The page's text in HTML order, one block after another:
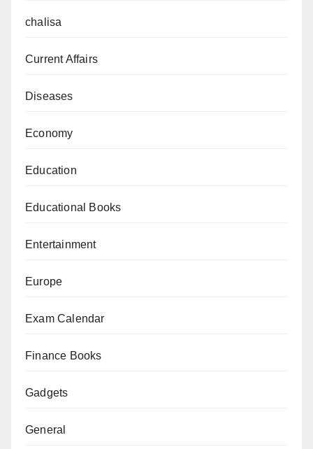
chalisa
Current Affairs
Diseases
Economy
Education
Educational Books
Entertainment
Europe
Exam Calendar
Finance Books
Gadgets
General